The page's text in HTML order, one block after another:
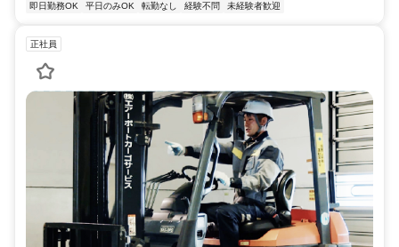
即日勤務OK 平日のみOK 転勤なし 経験不問 未経験者歓迎
正社員